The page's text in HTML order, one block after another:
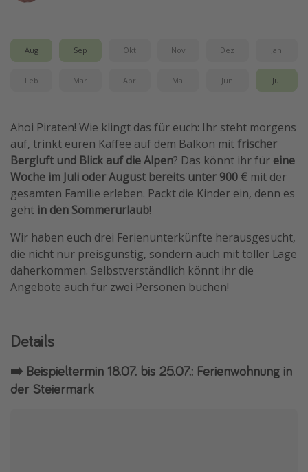
Aug Sep Okt Nov Dez Jan
Feb Mär Apr Mai Jun Jul
Ahoi Piraten! Wie klingt das für euch: Ihr steht morgens
auf, trinkt euren Kaffee auf dem Balkon mitfrischer
Bergluft und Blick auf die Alpen? Das könnt ihr für eine
Woche im Juli oder August bereits unter 900 € mit der
gesamten Familie erleben. Packt die Kinder ein, denn es
geht in den Sommerurlaub!
Wir haben euch drei Ferienunterkünfte herausgesucht,
die nicht nur preisgünstig, sondern auch mit toller Lage
daherkommen. Selbstverständlich könnt ihr die
Angebote auch für zwei Personen buchen!
Details
➡️ Beispieltermin 18.07. bis 25.07.: Ferienwohnung in
der Steiermark